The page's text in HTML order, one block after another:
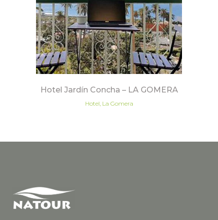
Hotel Jardín Concha – LA GOMERA
Hotel, La Gomera